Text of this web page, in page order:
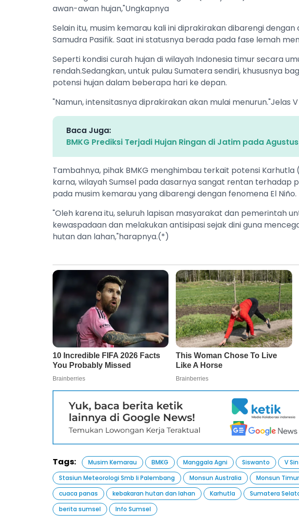
awan-awan hujan,"Ungkapnya
Selain itu, musim kemarau kali ini diprakirakan dibarengi
Samudra Pasifik. Saat ini statusnya berada pada fase lemah
Seperti ​kondisi curah hujan di wilayah Indonesia timur secara
rendah.Sedangkan, untuk pulau Sumatera sendiri, khususnya
potensi hujan dalam beberapa hari ke depan.
"Namun, intensitasnya diprakirakan akan mulai menurun."Jelas
Baca Juga:
BMKG Prediksi Terjadi Hujan Ringan di Jatim pada
​Tambahnya, pihak BMKG menghimbau terkait potensi Karhutla
karna, wilayah Sumsel pada dasarnya sangat rentan terhadap
pada musim kemarau yang dibarengi dengan fenomena El Niño.
​"Oleh karena itu, seluruh lapisan masyarakat dan pemerintah
kewaspadaan dan melakukan antisipasi sejak dini guna
hutan dan lahan,"harapnya.(*)
Tags: Musim Kemarau BMKG Manggala Agni Siswanto
V
Stasiun Meteorologi Smb Ii Palembang
Monsun Australia Monsun Timur
cuaca panas
kebakaran hutan dan lahan Karhutla Sumatera
berita sumsel
Info Sumsel